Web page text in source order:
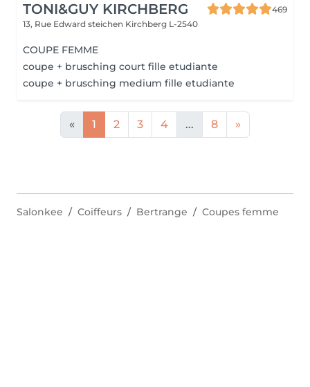
TONI&GUY KIRCHBERG
469
13, Rue Edward steichen Kirchberg L-2540
COUPE FEMME
coupe + brusching court fille etudiante
coupe + brusching medium fille etudiante
« 1 2 3 4 ... 8 »
Salonkee Coiffeurs Bertrange Coupes femme